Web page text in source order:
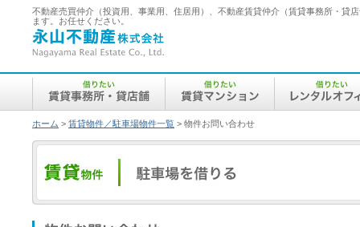
不動産売買仲介（投資用、事業用、住居用）、不動産賃貸仲介（賃貸事務所・貸
ます。お任せください。
永
山
不
産
会
社
借
い
／
賃
貸
事
所・
舗
借
い
／
賃
貸
シ
ョ
借
い
ン
ス
ホーム > 賃貸物件／駐車場物件一覧 > 物件お問い合わせ
賃
駐
車
場